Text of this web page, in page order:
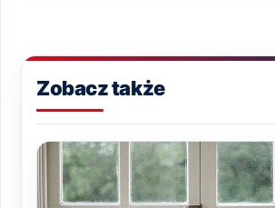
Zobacz także